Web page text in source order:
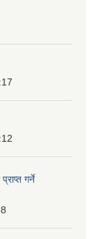
गर्ने